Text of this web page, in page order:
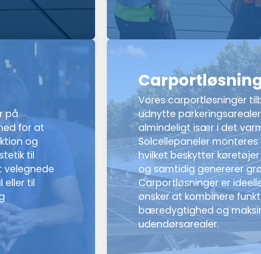
på
for at
og
til
velegnede
til
Vores carportløsninger
udnytte
almindeligt især i det
Solcellepaneler
hvilket beskytter
og samtidig genererer
Carportløsninger er
ønsker at kombinere
bæredygtighed og
udendørsarealer.